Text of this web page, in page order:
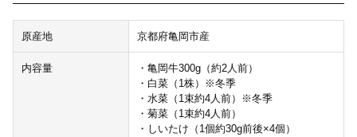
原産地 京都府亀岡市産
内容量
・亀岡牛300g（約2人前）
・白菜（1株）※冬季
・水菜（1束約4人前）※冬季
・菊菜（1束約4人前）
・しいたけ（1個約30g前後×4個）